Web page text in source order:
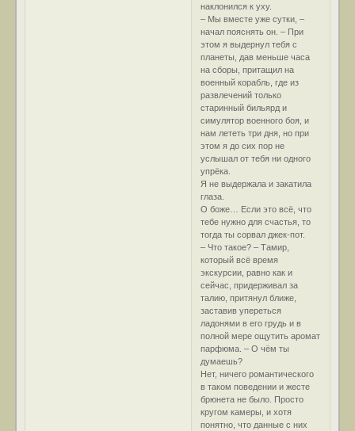
наклонился к уху.
– Мы вместе уже сутки, –
начал пояснять он. – При
этом я выдернул тебя с
планеты, дав меньше часа
на сборы, притащил на
военный корабль, где из
развлечений только
старинный бильярд и
симулятор военного боя, и
нам лететь три дня, но при
этом я до сих пор не
услышал от тебя ни одного
упрёка.
Я не выдержала и закатила
глаза.
О боже… Если это всё, что
тебе нужно для счастья, то
тогда ты сорвал джек-пот.
– Что такое? – Тамир,
который всё время
экскурсии, равно как и
сейчас, придерживал за
талию, притянул ближе,
заставив упереться
ладонями в его грудь и в
полной мере ощутить аромат
парфюма. – О чём ты
думаешь?
Нет, ничего романтического
в таком поведении и жесте
брюнета не было. Просто
кругом камеры, и хотя
понятно, что данные с них